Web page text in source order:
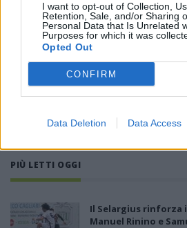
I want to opt-out of Collection,
Retention, Sale, and/or Sharing
Personal Data that Is Unrelated
Purposes for which it was
Opted Out
CONFIRM
Data Deletion Data Access
PIÙ LETTI OGGI
Il Selargius rinforza
Manuel Rinino e